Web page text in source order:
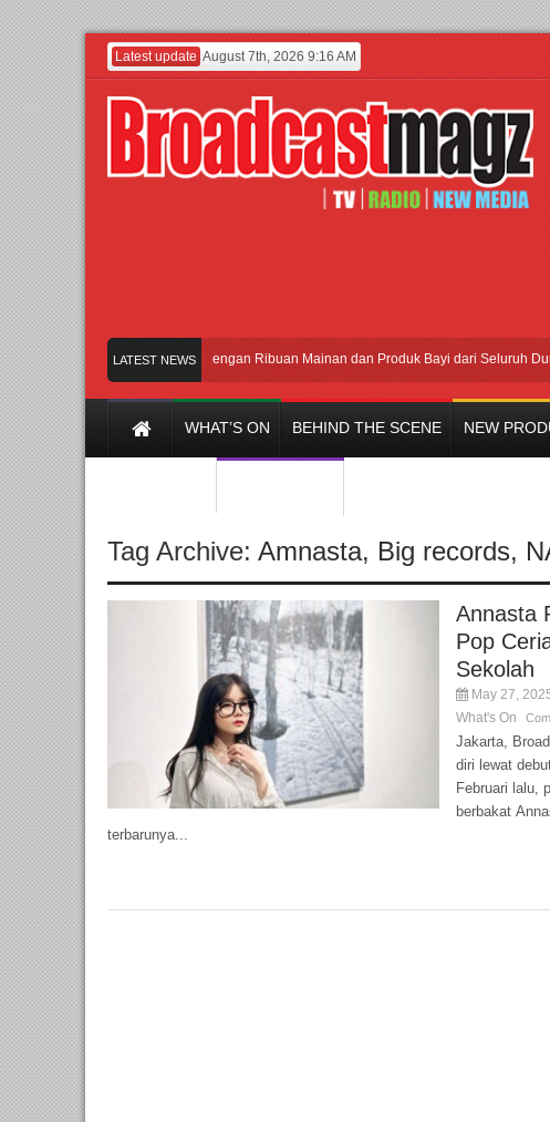
Latest update August 7th, 2026 9:16 AM
LATEST NEWS
Meramaikan Jakarta dengan Ribuan Mainan dan Produk Bayi dari Seluruh Dunia,
WHAT’S ON BEHIND THE SCENE NEW
Tag Archive: Amnasta, Big records,
Annasta
Pop
Sekolah
May 27,
What's On
Jakarta,
diri lewat
Februari lalu,
berbakat
terbarunya...